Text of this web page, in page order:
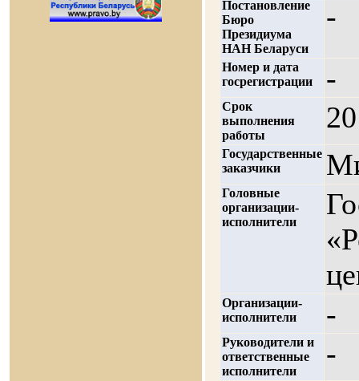
Постановление
Бюро
Президиума
НАН Беларуси
-
Номер и дата
госрегистрации
-
Срок
выполнения
работы
Государственные
заказчики
Головные
организации-
исполнители
Организации-
исполнители
-
Руководители и
ответственные
исполнители
-